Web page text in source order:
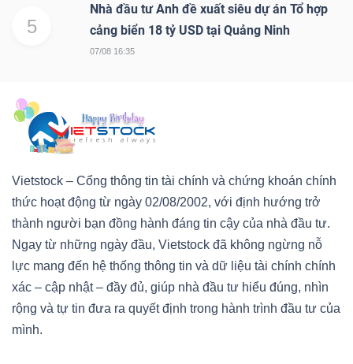
5
Nhà đầu tư Anh đề xuất siêu dự án Tổ hợp
cảng biển 18 tỷ USD tại Quảng Ninh
07/08 16:35
Vietstock – Cổng thông tin tài chính và chứng khoán chính
thức hoạt động từ ngày 02/08/2002, với định hướng trở
thành người bạn đồng hành đáng tin cậy của nhà đầu tư.
Ngay từ những ngày đầu, Vietstock đã không ngừng nỗ
lực mang đến hệ thống thông tin và dữ liệu tài chính chính
xác – cập nhật – đầy đủ, giúp nhà đầu tư hiểu đúng, nhìn
rộng và tự tin đưa ra quyết định trong hành trình đầu tư của
mình.